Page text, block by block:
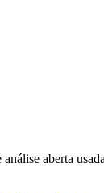
aberta